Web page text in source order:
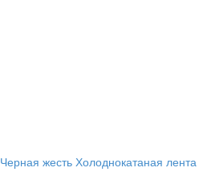
Черная жесть Холоднокатаная лента